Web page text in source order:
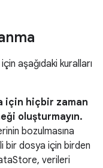
aşağıdaki kuralları
için hiçbir zaman
oluşturmayın.
bozulmasına
bir dosya için birden
verileri